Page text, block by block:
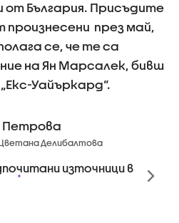
от България. Присъдите
през май,
се, че те са
на Ян Марсалек, бивш
Уайъркард“.
Петрова
Цветана Делибалтова
източници в